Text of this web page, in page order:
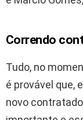
Correndo
Tudo, no
é provável que,
novo